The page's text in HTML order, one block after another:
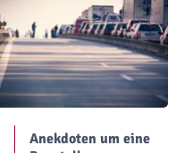
Anekdoten um eine